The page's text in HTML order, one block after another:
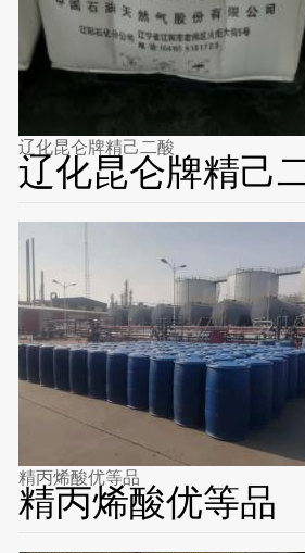
辽化昆仑牌精己二酸
辽化昆仑牌精己
精丙烯酸优等品
精丙烯酸优等品